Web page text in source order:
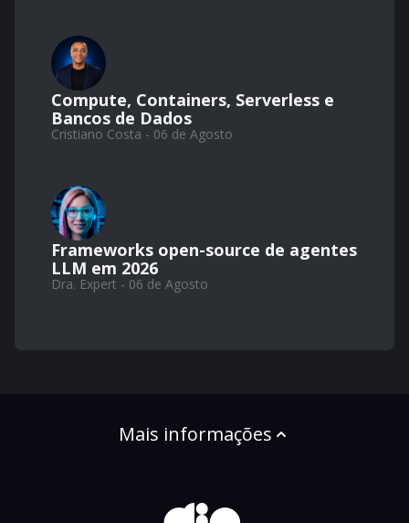
Compute, Containers, Serverless e
Bancos de Dados
Cristiano Costa - 06 de Agosto
Frameworks open-source de agentes
LLM em 2026
Dra. Expert - 06 de Agosto
Mais informações